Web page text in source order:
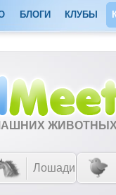
БЛОГИ КЛУБЫ
Лошади